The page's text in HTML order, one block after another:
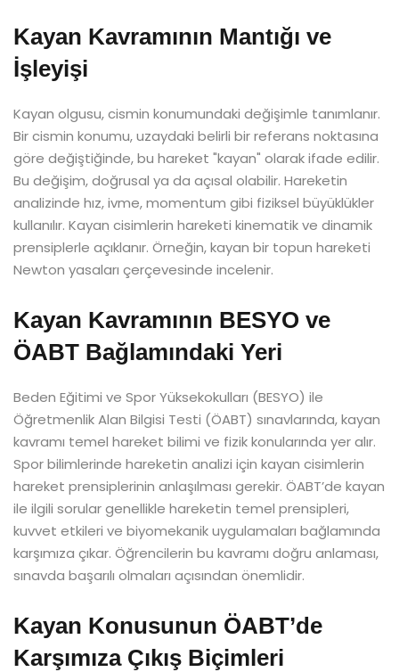
Kayan Kavramının Mantığı ve
İşleyişi
Kayan olgusu, cismin konumundaki değişimle tanımlanır.
Bir cismin konumu, uzaydaki belirli bir referans noktasına
göre değiştiğinde, bu hareket "kayan" olarak ifade edilir.
Bu değişim, doğrusal ya da açısal olabilir. Hareketin
analizinde hız, ivme, momentum gibi fiziksel büyüklükler
kullanılır. Kayan cisimlerin hareketi kinematik ve dinamik
prensiplerle açıklanır. Örneğin, kayan bir topun hareketi
Newton yasaları çerçevesinde incelenir.
Kayan Kavramının BESYO ve
ÖABT Bağlamındaki Yeri
Beden Eğitimi ve Spor Yüksekokulları (BESYO) ile
Öğretmenlik Alan Bilgisi Testi (ÖABT) sınavlarında, kayan
kavramı temel hareket bilimi ve fizik konularında yer alır.
Spor bilimlerinde hareketin analizi için kayan cisimlerin
hareket prensiplerinin anlaşılması gerekir. ÖABT’de kayan
ile ilgili sorular genellikle hareketin temel prensipleri,
kuvvet etkileri ve biyomekanik uygulamaları bağlamında
karşımıza çıkar. Öğrencilerin bu kavramı doğru anlaması,
sınavda başarılı olmaları açısından önemlidir.
Kayan Konusunun ÖABT’de
Karşımıza Çıkış Biçimleri